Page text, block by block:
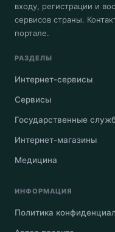
входу, регистрации и
сервисов страны.
портале.
РАЗДЕЛЫ
Интернет-сервисы
Сервисы
Государственные
Интернет-магазины
Медицина
ИНФОРМАЦИЯ
Политика